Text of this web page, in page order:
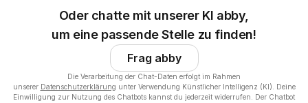
Oder chatte mit unserer KI abby,
um eine passende Stelle zu finden!
Frag abby
Die Verarbeitung der Chat-Daten erfolgt im Rahmen
unserer Datenschutzerklärung unter Verwendung Künstlicher Intelligenz (KI). Deine
Einwilligung zur Nutzung des Chatbots kannst du jederzeit widerrufen. Der Chatbot